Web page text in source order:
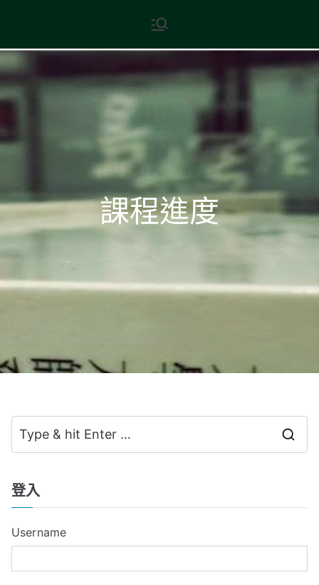
content
現代文學
地球小如鴿卵，/ 我輕輕地將它
課程進度
h
登入
Username